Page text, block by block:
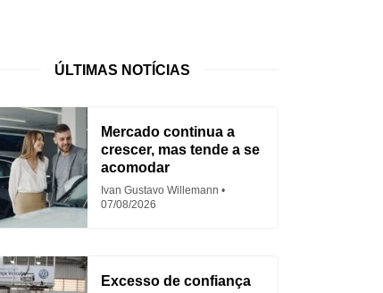
ÚLTIMAS NOTÍCIAS
Mercado continua a
crescer, mas tende a se
acomodar
Ivan Gustavo Willemann
07/08/2026
Excesso de confiança